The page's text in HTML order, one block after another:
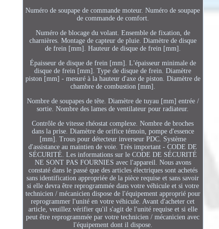
Numéro de soupape de commande moteur. Numéro de soupape
de commande de comfort.
Numéro de blocage du volant. Ensemble de fixation, de
charnières. Montage de capteur de pluie. Diamètre de disque
de frein [mm]. Hauteur de disque de frein [mm].
Épaisseur de disque de frein [mm]. L'épaisseur minimale de
disque de frein [mm]. Type de disque de frein. Diamètre
piston [mm] - mesuré à la hauteur d'axe de piston. Diamètre de
chambre de combustion [mm].
Nombre de soupapes de tête. Diamètre de tuyau [mm] entrée /
sortie. Nombre des lames de ventilateur pour radiateur.
Contrôle de vitesse rhéostat complexe. Nombre de broches
dans la prise. Diamètre de orifice témoin, pompe d'essence
[mm]. Trous pour détecteur inverseur PDC. Système
d'assistance au maintien de voie. Très important - CODE DE
SÉCURITÉ. Les informations sur le CODE DE SÉCURITÉ
NE SONT PAS FOURNIES avec l'appareil. Nous avons
constaté dans le passé que des articles électriques sont achetés
sans identification appropriée de la pièce requise et sans savoir
si elle devra être reprogrammée dans votre véhicule et si votre
technicien / mécanicien dispose de l'équipement approprié pour
reprogrammer l'unité en votre véhicule. Avant d'acheter cet
article, veuillez vérifier qu'il s'agit de l'unité requise et si elle
peut être reprogrammée par votre technicien / mécanicien avec
l'équipement dont il dispose.